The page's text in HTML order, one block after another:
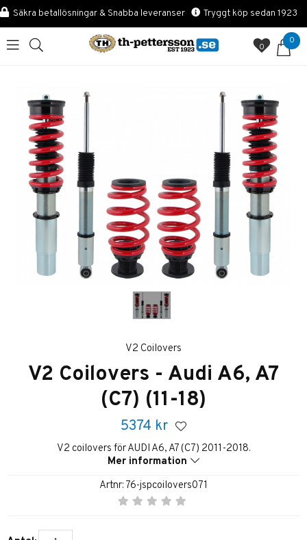
Säkra betallösningar & Snabba leveranser Tryggt köp sedan 1923
0
0
V2 Coilovers
V2 Coilovers - Audi A6, A7
(C7) (11-18)
5374 kr
V2 coilovers för AUDI A6, A7 (C7) 2011-2018.
Mer information
Artnr: 76-jspcoilovers071